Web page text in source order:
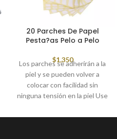
20 Parches De Papel
Pesta?as Pelo a Pelo
$1,350
Los parches se adherirán a la
piel y se pueden volver a
colocar con facilidad sin
ninguna tensión en la piel Use
asegurar las pestañas